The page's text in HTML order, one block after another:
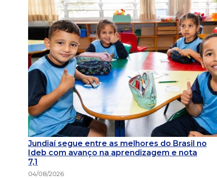
Jundiaí segue entre as melhores do Brasil no
Ideb com avanço na aprendizagem e nota
7,1
04/08/2026